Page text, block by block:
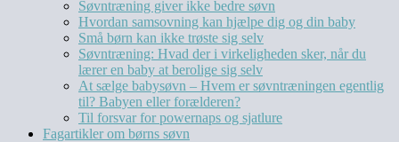
Søvntræning giver ikke bedre søvn
Hvordan samsovning kan hjælpe dig og din baby
Små børn kan ikke trøste sig selv
Søvntræning: Hvad der i virkeligheden sker, når du
lærer en baby at berolige sig selv
At sælge babysøvn – Hvem er søvntræningen egentlig
til? Babyen eller forælderen?
Til forsvar for powernaps og sjatlure
Fagartikler om børns søvn